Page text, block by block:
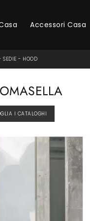
Accessori Casa
SEDIE - HOOD
I CATALOGHI